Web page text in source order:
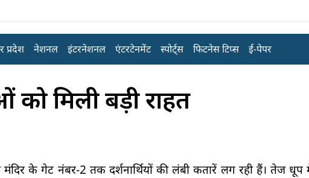
प्रदेश नेशनल इंटरनेशनल एंटरटेनमेंट स्पोर्ट्स फिटनेस टिप्स ई-पेपर
मिली बड़ी राहत
के गेट नंबर-2 तक दर्शनार्थियों की लंबी कतारें लग रही हैं। तेज धूप